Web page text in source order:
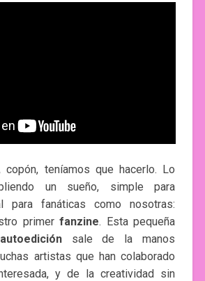
copón, teníamos que hacerlo. Lo
un sueño, simple para
para fanáticas como nosotras:
primerfanzine. Esta pequeña
autoediciónsale de la manos
artistas que han colaborado
y de la creatividad sin